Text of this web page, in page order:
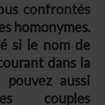
confrontés
homonymes.
si le nom de
dans la
pouvez aussi
couples